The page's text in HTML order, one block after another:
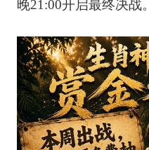
晚21:00开启最终决战。